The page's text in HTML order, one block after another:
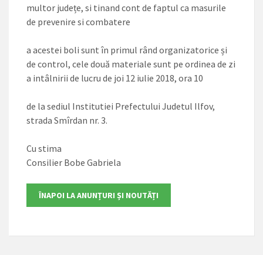
multor județe, si tinand cont de faptul ca masurile
de prevenire si combatere
a acestei boli sunt în primul rând organizatorice și
de control, cele două materiale sunt pe ordinea de zi
a intâlnirii de lucru de joi 12 iulie 2018, ora 10
de la sediul Institutiei Prefectului Judetul Ilfov,
strada Smîrdan nr. 3.
Cu stima
Consilier Bobe Gabriela